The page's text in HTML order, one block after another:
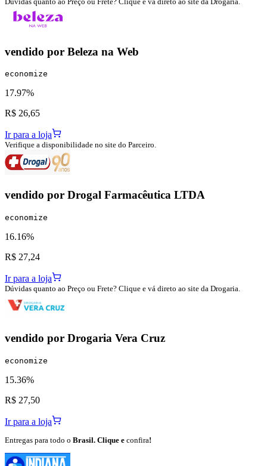
vendido por Beleza na Web
economize
17.97%
R$ 26,65
Ir para a loja
Verifique a disponibilidade no site do Parceiro.
vendido por Drogal Farmacêutica LTDA
economize
16.16%
R$ 27,24
Ir para a loja
Dúvidas quanto ao Preço ou Frete? Clique e vá direto ao site da Drogaria.
vendido por Drogaria Vera Cruz
economize
15.36%
R$ 27,50
Ir para a loja
Entregas para todo o Brasil. Clique e confira!